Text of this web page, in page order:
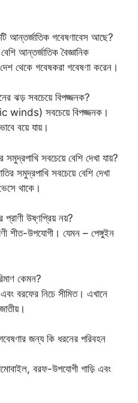
আন্তর্জাতিক গবেষণাবেস আছে?
বেশি আন্তর্জাতিক বৈজ্ঞানিক
থেকে গবেষকরা গবেষণা করেন।
ঝড় সবচেয়ে বিপজ্জনক?
winds) সবচেয়ে বিপজ্জনক।
বয়ে যায়।
সমুদ্রপাখি সবচেয়ে বেশি দেখা যায়?
সমুদ্রপাখি সবচেয়ে বেশি দেখা
থাকে।
প্রাণী উষ্ণপ্রিয় নয়?
শীত-উপযোগী। যেমন – পেঙ্গুইন
কেমন?
এবং বরফের নিচে সীমিত। এখানে
গবেষণার জন্য কি ধরনের পরিবহন
বরফ-উপযোগী গাড়ি এবং